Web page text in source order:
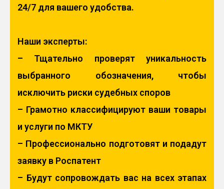
24/7 для вашего удобства.
Наши эксперты:
– Тщательно проверят уникальность
выбранного обозначения, чтобы
исключить риски судебных споров
– Грамотно классифицируют ваши товары
и услуги по МКТУ
– Профессионально подготовят и подадут
заявку в Роспатент
– Будут сопровождать вас на всех этапах